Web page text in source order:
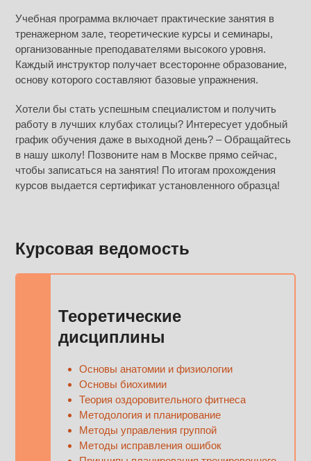
Учебная программа включает практические занятия в
тренажерном зале, теоретические курсы и семинары,
организованные преподавателями высокого уровня.
Каждый инструктор получает всесторонне образование,
основу которого составляют базовые упражнения.
Хотели бы стать успешным специалистом и получить
работу в лучших клубах столицы? Интересует удобный
график обучения даже в выходной день? – Обращайтесь
в нашу школу! Позвоните нам в Москве прямо сейчас,
чтобы записаться на занятия! По итогам прохождения
курсов выдается сертификат установленного образца!
Курсовая ведомость
Теоретические
дисциплины
Основы анатомии и физиологии
Основы биохимии
Теория оздоровительного фитнеса
Методология и планирование
Методы управления группой
Методы исправления ошибок